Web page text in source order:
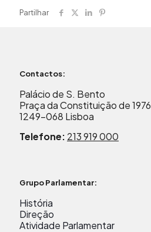
Partilhar
Contactos:
Palácio de S. Bento
Praça da Constituição de 1976
1249-068 Lisboa
Telefone: 213 919 000
Grupo Parlamentar:
História
Direção
Atividade Parlamentar